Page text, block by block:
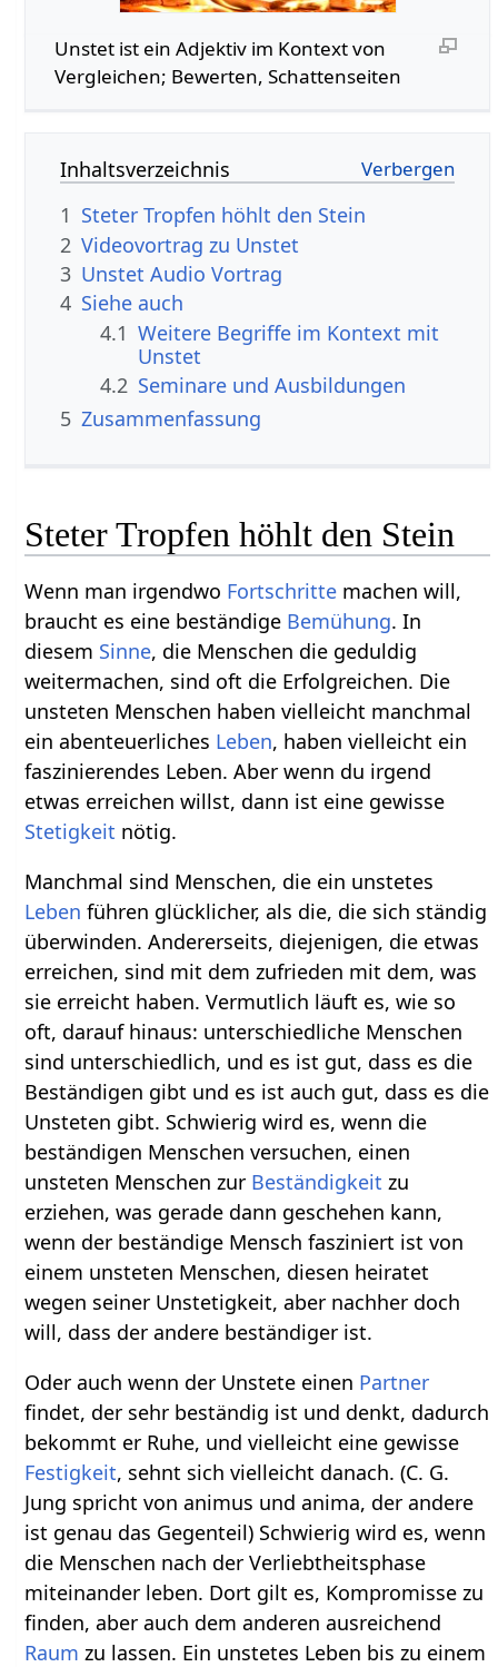
Unstet‏‎ ist ein Adjektiv im Kontext von
Vergleichen; Bewerten, Schattenseiten
Inhaltsverzeichnis
1 Steter Tropfen höhlt den Stein
2
3
Unstet‏‎ Audio Vortrag
4 Siehe auch
4.1 Weitere Begriffe im Kontext mit
4.2 Seminare und Ausbildungen
5 Zusammenfassung
Steter Tropfen höhlt den Stein
Wenn man irgendwo Fortschritte machen will,
braucht es eine beständige Bemühung. In
diesem Sinne, die Menschen die geduldig
weitermachen, sind oft die Erfolgreichen. Die
unsteten Menschen haben vielleicht manchmal
ein abenteuerliches Leben, haben vielleicht ein
faszinierendes Leben. Aber wenn du irgend
etwas erreichen willst, dann ist eine gewisse
Stetigkeit nötig.
Manchmal sind Menschen, die ein unstetes
Leben führen glücklicher, als die, die sich ständig
überwinden. Andererseits, diejenigen, die etwas
erreichen, sind mit dem zufrieden mit dem, was
sie erreicht haben. Vermutlich läuft es, wie so
oft, darauf hinaus: unterschiedliche Menschen
sind unterschiedlich, und es ist gut, dass es die
Beständigen gibt und es ist auch gut, dass es die
Unsteten gibt. Schwierig wird es, wenn die
beständigen Menschen versuchen, einen
unsteten Menschen zur Beständigkeit zu
erziehen, was gerade dann geschehen kann,
wenn der beständige Mensch fasziniert ist von
einem unsteten Menschen, diesen heiratet
wegen seiner Unstetigkeit, aber nachher doch
will, dass der andere beständiger ist.
Oder auch wenn der Unstete einen Partner
findet, der sehr beständig ist und denkt, dadurch
bekommt er Ruhe, und vielleicht eine gewisse
Festigkeit, sehnt sich vielleicht danach. (C. G.
Jung spricht von animus und anima, der andere
ist genau das Gegenteil) Schwierig wird es, wenn
die Menschen nach der Verliebtheitsphase
miteinander leben. Dort gilt es, Kompromisse zu
finden, aber auch dem anderen ausreichend
Raum zu lassen. Ein unstetes Leben bis zu einem